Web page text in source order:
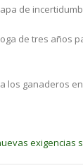
de
de tres
ganaderos